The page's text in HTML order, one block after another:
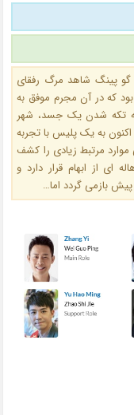
وی گو پینگ شاهد مرگ رفقای
که در آن مجرم موفق به
تکه شدن یک جسد، شهر
به یک پلیس با تجربه
مرتبط زیادی را کشف
ای از ابهام قرار دارد و
بازمی گردد اما…